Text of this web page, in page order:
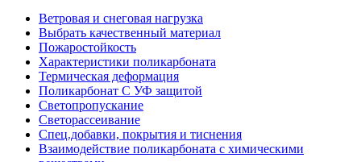
Ветровая и снеговая нагрузка
Выбрать качественный материал
Пожаростойкость
Характеристики поликарбоната
Термическая деформация
Поликарбонат С УФ защитой
Светопропускание
Светорассеивание
Спец.добавки, покрытия и тиснения
Взаимодействие поликарбоната с химическими